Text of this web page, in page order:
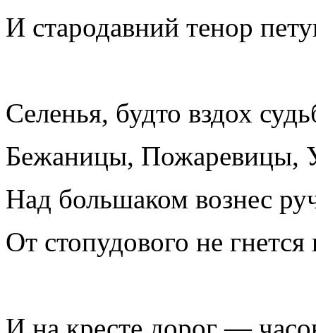
И стародавний тенор
Селенья, будто вздох
Бежаницы, Пожаревицы,
Над большаком вознес
От стопудового не гнется